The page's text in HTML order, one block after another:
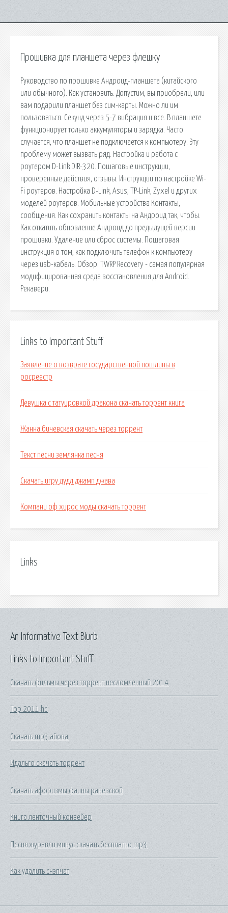
Прошивка для планшета через флешку
Руководство по прошивке Андроид-планшета (китайского
или обычного). Как установить. Допустим, вы приобрели, или
вам подарили планшет без сим-карты. Можно ли им
пользоваться. Секунд через 5-7 вибрация и все. В планшете
функционирует только аккумуляторы и зарядка. Часто
случается, что планшет не подключается к компьютеру. Эту
проблему может вызвать ряд. Настройка и работа с
роутером D-Link DIR-320. Пошаговые инструкции,
проверенные действия, отзывы. Инструкции по настройке Wi-
Fi роутеров. Настройка D-Link, Asus, TP-Link, Zyxel и других
моделей роутеров. Мобильные устройства Контакты,
сообщения. Как сохранить контакты на Андроид так, чтобы.
Как откатить обновление Андроид до предыдущей версии
прошивки. Удаление или сброс системы. Пошаговая
инструкция о том, как подключить телефон к компьютеру
через usb-кабель. Обзор. TWRP Recovery - самая популярная
модифицированная среда восстановления для Android.
Рекавери.
Links to Important Stuff
Заявление о возврате государственной пошлины в
росреестр
Девушка с татуировкой дракона скачать торрент книга
Жанна бичевская скачать через торрент
Текст песни землянка песня
Скачать игру дудл джамп джава
Компани оф хирос моды скачать торрент
Links
Links to Important Stuff
Скачать фильмы через торрент несломленный 2014
Тор 2011 hd
Скачать mp3 айова
Идальго скачать торрент
Скачать афоризмы фаины раневской
Книга ленточный конвейер
Песня журавли минус скачать бесплатно mp3
Как удалить снэпчат
An Informative Text Blurb